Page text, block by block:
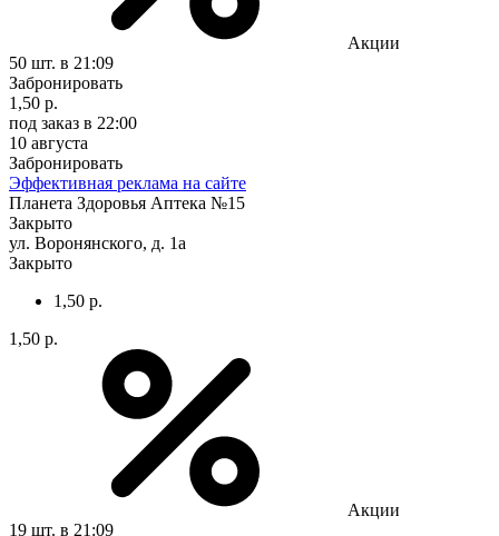
Акции
50 шт. в 21:09
Забронировать
1,50 р.
под заказ в 22:00
10 августа
Забронировать
Эффективная реклама на сайте
Планета Здоровья Аптека №15
Закрыто
ул. Воронянского, д. 1а
Закрыто
1,50 р.
1,50 р.
Акции
19 шт. в 21:09